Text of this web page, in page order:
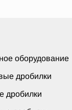
оборудование
дробилки
дробилки